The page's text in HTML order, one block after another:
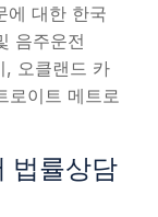
에 대한 한국
음주운전
오클랜드 카
로이트 메트로
법률상담